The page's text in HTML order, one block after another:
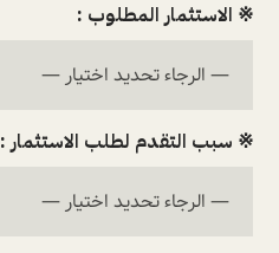
※ الاستثمار المطلوب :
※ سبب التقدم لطلب الاستثمار :